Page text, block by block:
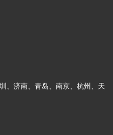
、济南、青岛、南京、杭州、天